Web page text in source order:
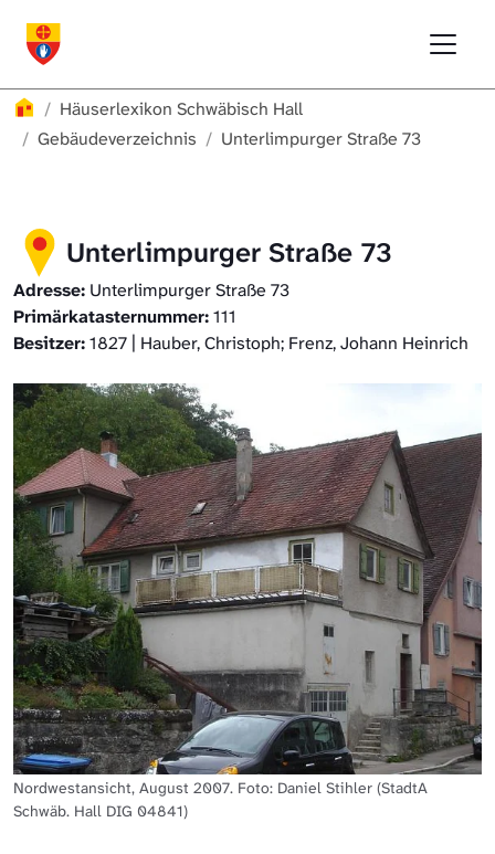
Häuserlexikon
Häuserlexikon Schwäbisch Hall
Gebäudeverzeichnis
Unterlimpurger Straße 73
Unterlimpurger Straße 73
Adresse: Unterlimpurger Straße 73
Primärkatasternummer:111
Besitzer:1827 | Hauber, Christoph; Frenz, Johann Heinrich
Nordwestansicht, August 2007. Foto: Daniel Stihler (StadtA
Schwäb. Hall DIG 04841)
Häuserlexikon Steinbach
Digitale Nachschlagewerke